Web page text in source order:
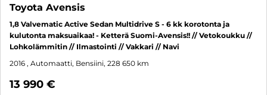
Toyota Avensis
1,8 Valvematic Active Sedan Multidrive S - 6 kk korotonta ja
kulutonta maksuaikaa! - Ketterä Suomi-Avensis!! // Vetokoukku //
Lohkolämmitin // Ilmastointi // Vakkari // Navi
2016 , Automaatti, Bensiini, 228 650 km
13 990 €